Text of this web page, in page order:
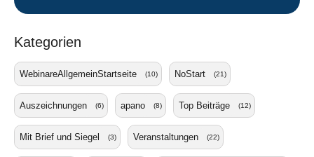
Kategorien
WebinareAllgemeinStartseite (10) NoStart (21)
Auszeichnungen (6) apano (8) Top Beiträge (12)
Mit Brief und Siegel (3) Veranstaltungen (22)